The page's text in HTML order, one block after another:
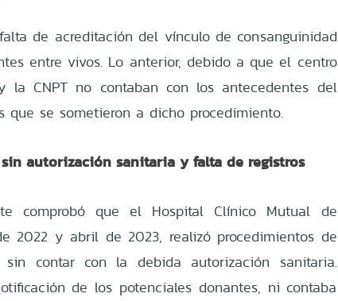
de acreditación del vínculo de consanguinidad
entre vivos. Lo anterior, debido a que el centro
la CNPT no contaban con los antecedentes del
que se sometieron a dicho procedimiento.
autorización sanitaria y falta de registros
comprobó que el Hospital Clínico Mutual de
2022 y abril de 2023, realizó procedimientos de
sin contar con la debida autorización sanitaria.
de los potenciales donantes, ni contaba